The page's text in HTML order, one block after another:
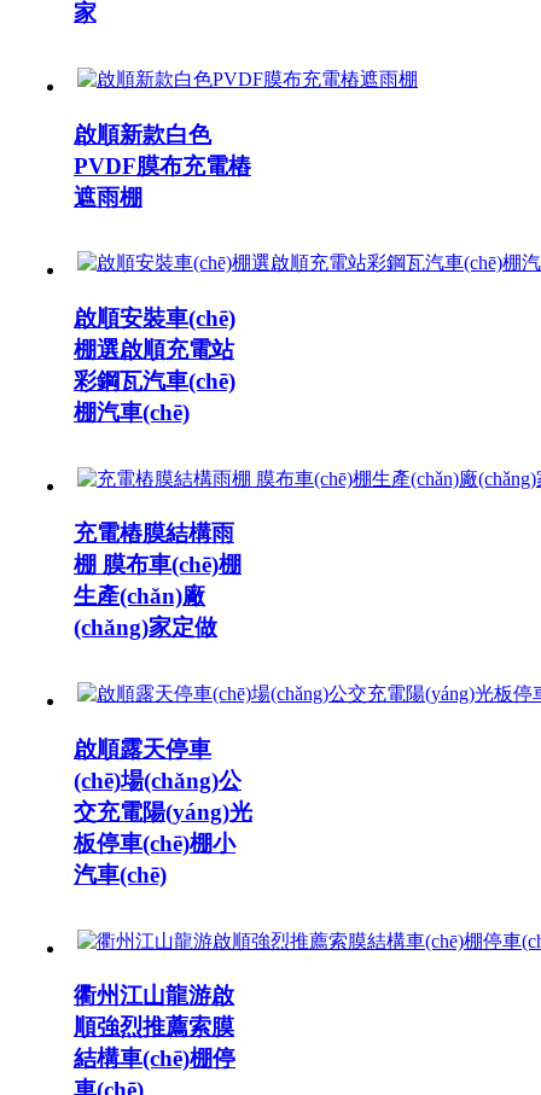
家
啟順新款白色
PVDF膜布充電樁
遮雨棚
啟順安裝車(chē)
棚選啟順充電站
彩鋼瓦汽車(chē)
棚汽車(chē)
充電樁膜結構雨
棚 膜布車(chē)棚
生產(chǎn)廠
(chǎng)家定做
啟順露天停車
(chē)場(chǎng)公
交充電陽(yáng)光
板停車(chē)棚小
汽車(chē)
衢州江山龍游啟
順強烈推薦索膜
結構車(chē)棚停